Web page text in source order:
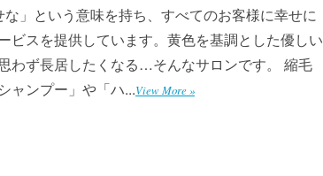
な」という意味を持ち、すべてのお客様に幸せに
ビスを提供しています。黄色を基調とした優しい
わず長居したくなる…そんなサロンです。 縮毛
ャンプー」や「ハ...View More »